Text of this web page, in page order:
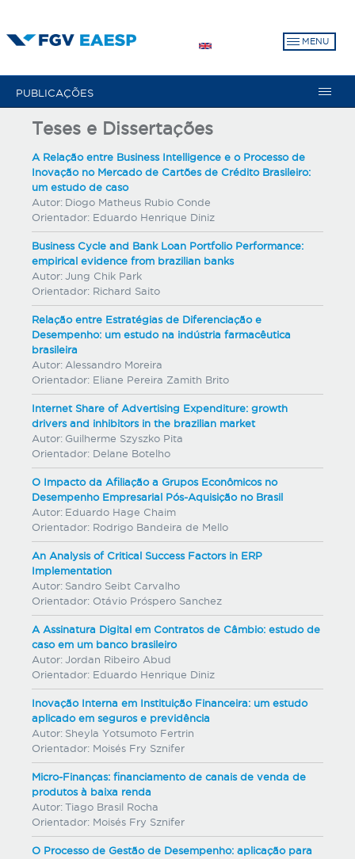
para
MENU
PUBLICAÇÕES
Teses e Dissertações
A Relação entre Business Intelligence e o Processo de
Inovação no Mercado de Cartões de Crédito Brasileiro:
um estudo de caso
Autor: Diogo Matheus Rubio Conde
Orientador: Eduardo Henrique Diniz
Business Cycle and Bank Loan Portfolio Performance:
empirical evidence from brazilian banks
Autor: Jung Chik Park
Orientador: Richard Saito
Relação entre Estratégias de Diferenciação e
Desempenho: um estudo na indústria farmacêutica
brasileira
Autor: Alessandro Moreira
Orientador: Eliane Pereira Zamith Brito
Internet Share of Advertising Expenditure: growth
drivers and inhibitors in the brazilian market
Autor: Guilherme Szyszko Pita
Orientador: Delane Botelho
O Impacto da Afiliação a Grupos Econômicos no
Desempenho Empresarial Pós-Aquisição no Brasil
Autor: Eduardo Hage Chaim
Orientador: Rodrigo Bandeira de Mello
An Analysis of Critical Success Factors in ERP
Implementation
Autor: Sandro Seibt Carvalho
Orientador: Otávio Próspero Sanchez
A Assinatura Digital em Contratos de Câmbio: estudo de
caso em um banco brasileiro
Autor: Jordan Ribeiro Abud
Orientador: Eduardo Henrique Diniz
Inovação Interna em Instituição Financeira: um estudo
aplicado em seguros e previdência
Autor: Sheyla Yotsumoto Fertrin
Orientador: Moisés Fry Sznifer
Micro-Finanças: financiamento de canais de venda de
produtos à baixa renda
Autor: Tiago Brasil Rocha
Orientador: Moisés Fry Sznifer
O Processo de Gestão de Desempenho: aplicação para